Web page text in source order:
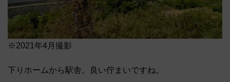
※2021年4月撮影
下りホームから駅舎。良い佇まいですね。